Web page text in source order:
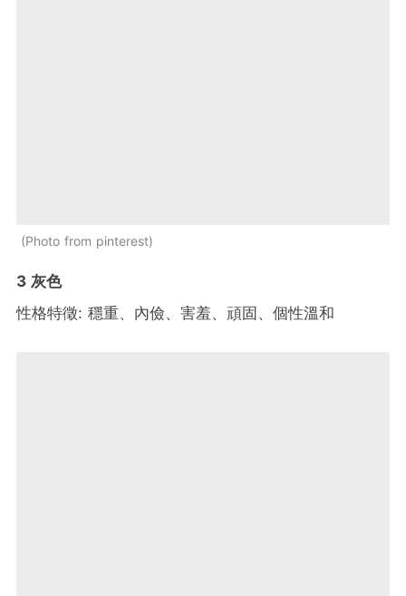
Photo from pinterest
3 灰色
性格特徵: 穩重、內儉、害羞、頑固、個性溫和